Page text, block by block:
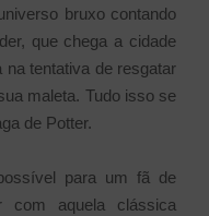
bruxo contando
que chega a cidade
tentativa de resgatar
maleta. Tudo isso se
de Potter.
para um fã de
com aquela clássica